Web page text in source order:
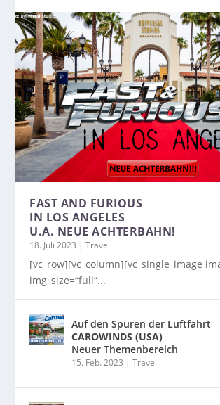
FAST AND FURIOUS
IN LOS ANGELES
U.A. NEUE ACHTERBAHN!
18. Juli 2023 |Travel
[vc_row][vc_column][vc_single_image
img_size=“full“...
Auf den Spuren der Luftfahrt
CAROWINDS (USA)
Neuer Themenbereich
15. Feb. 2023 |Travel